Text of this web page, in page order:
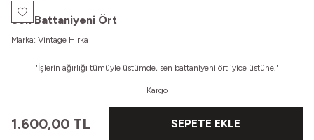
Favoriye Ekle
Sen Battaniyeni Ört
Marka: Vintage Hırka
"İşlerin ağırlığı tümüyle üstümde, sen battaniyeni ört iyice üstüne."
Kargo
1.600,00 TL SEPETE EKLE